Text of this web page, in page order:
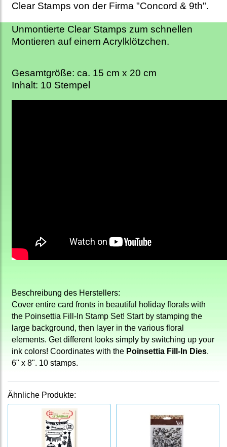
Clear Stamps von der Firma "Concord & 9th".
Unmontierte Clear Stamps zum schnellen
Montieren auf einem Acrylklötzchen.
Gesamtgröße: ca. 15 cm x 20 cm
Inhalt: 10 Stempel
Beschreibung des Herstellers:
Cover entire card fronts in beautiful holiday florals with
the Poinsettia Fill-In Stamp Set! Start by stamping the
large background, then layer in the various floral
elements. Get different looks simply by switching up your
ink colors! Coordinates with the Poinsettia Fill-In Dies.
6" x 8". 10 stamps.
Ähnliche Produkte: